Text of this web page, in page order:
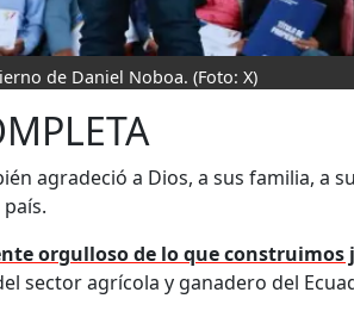
de Daniel Noboa. (Foto: X)
agradeció a Dios, a sus familia, a
orgulloso de lo que construimos
sector agrícola y ganadero del